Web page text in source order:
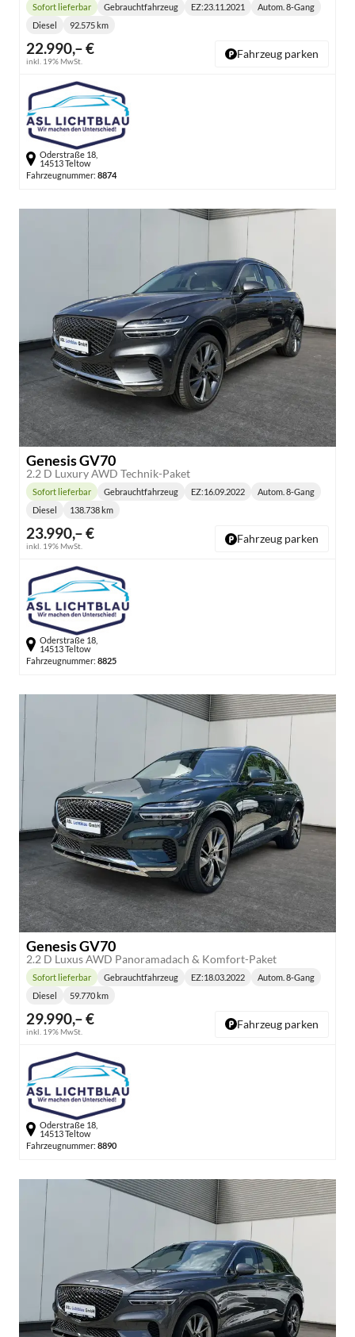
22.990,– €
inkl. 19% MwSt.
Lieferzeit:
Sofort lieferbar Gebrauchtfahrzeug EZ:23.11.2021
Getriebe:
Autom. 8-Gang
Kraftstoff:
Diesel
Kilometerstand:
92.575 km
Fahrzeug parken
Oderstraße 18,
14513 Teltow
Fahrzeugnummer: 8874
Genesis GV70
2.2 D Luxury AWD Technik-Paket
23.990,– €
inkl. 19% MwSt.
Lieferzeit:
Sofort lieferbar Gebrauchtfahrzeug EZ:16.09.2022
Getriebe:
Autom. 8-Gang
Diesel 138.738 km
Fahrzeug parken
Oderstraße 18,
14513 Teltow
Fahrzeugnummer: 8825
Genesis GV70
2.2 D Luxus AWD Panoramadach & Komfort-Paket
29.990,– €
inkl. 19% MwSt.
Lieferzeit:
Sofort lieferbar Gebrauchtfahrzeug EZ:18.03.2022
Getriebe:
Autom. 8-Gang
Kraftstoff:
Diesel
Kilometerstand:
59.770 km
Fahrzeug parken
Oderstraße 18,
14513 Teltow
Fahrzeugnummer: 8890